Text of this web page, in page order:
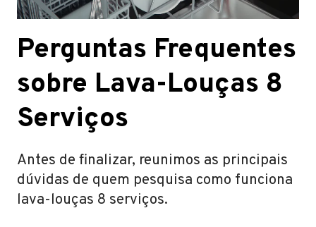
Perguntas Frequentes
sobre Lava-Louças 8
Serviços
Antes de finalizar, reunimos as principais
dúvidas de quem pesquisa como funciona
lava-louças 8 serviços.